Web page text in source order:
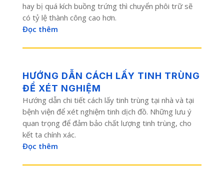
hay bị quá kích buồng trứng thì chuyển phôi trữ sẽ
có tỷ lệ thành công cao hơn.
Đọc thêm
HƯỚNG DẪN CÁCH LẤY TINH TRÙNG
ĐỂ XÉT NGHIỆM
Hướng dẫn chi tiết cách lấy tinh trùng tại nhà và tại
bệnh viện để xét nghiệm tinh dịch đồ. Những lưu ý
quan trọng để đảm bảo chất lượng tinh trùng, cho
kết ta chính xác.
Đọc thêm